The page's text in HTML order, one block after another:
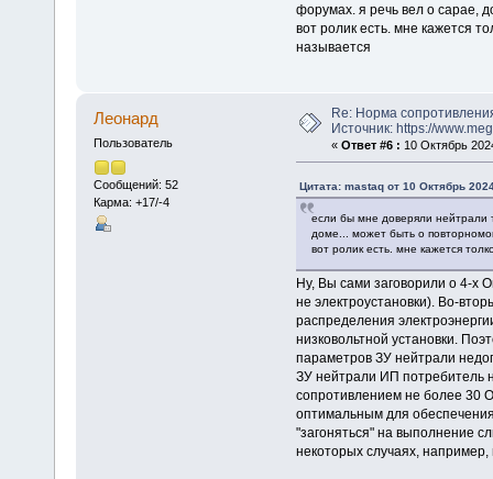
форумах. я речь вел о сарае,
вот ролик есть. мне кажется
называется
Леонард
Пользователь
Сообщений: 52
Карма: +17/-4
Re: Норма
Источник: https://
« Ответ #6 : 10 Октябрь
Цитата: mastaq от 10 Октябрь
если бы мне доверяли нейтрали
доме... может быть о
вот ролик есть. мне кажется
Ну, Вы сами заговорили о 4-х
не электроустановки). Во-
распределения
низковольтной установки.
параметров ЗУ нейтрали
ЗУ нейтрали ИП потребитель
сопротивлением не более 30
оптимальным для
"загоняться" на выполнение
некоторых случаях,